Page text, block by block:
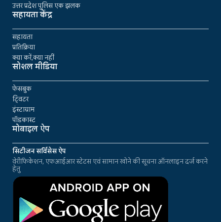
उत्तर प्रदेश पुलिस एक झलक
सहायता केंद्र
सहायता
प्रतिक्रिया
क्या करें,क्या नहीं
सोशल मीडिया
फेसबुक
ट्विटर
इंस्टाग्राम
पॉडकास्ट
मोबाइल ऐप
सिटीजन सर्विसेस ऐप
वेरीफिकेशन, एफआईआर स्टेटस एवं सामान खोने की सूचना ऑनलाइन दर्ज करने
हेतु